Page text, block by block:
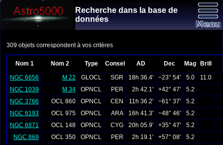
Recherche dans la base de
données
309 objets correspondent à vos critères
Nom 1 Nom 2 Type Consel AD Dec Mag
Brill
NGC 6656
M 22 GLOCL SGR 18h 36.4' −23° 54' 5.0
11.0
NGC 1039
M 34 OPNCL PER 2h 42.1' +42° 47'
5.2
NGC 3766
OCL 860 OPNCL CEN 11h 36.2' −61° 37'
5.2
NGC 6193
OCL 975 OPNCL ARA 16h 41.3' −48° 46'
5.2
NGC 6871
OCL 148 OPNCL CYG 20h 05.9' +35° 47'
5.2
NGC 869
OCL 350 OPNCL PER 2h 19.1' +57° 08'
5.2